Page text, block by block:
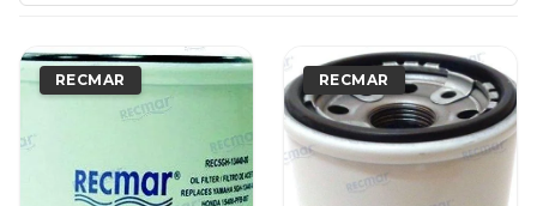
RECMAR RECMAR